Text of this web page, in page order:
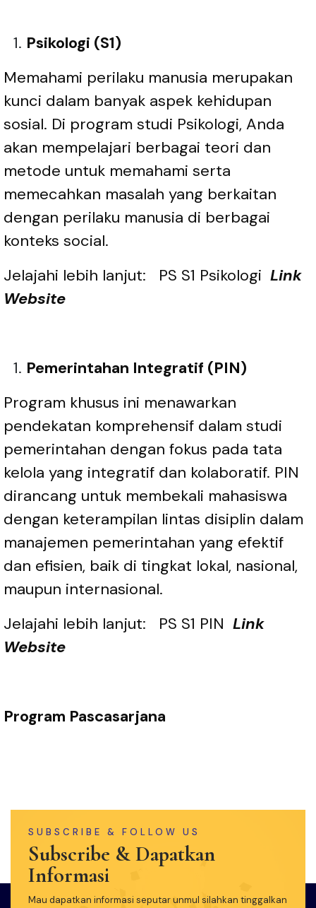
Psikologi (S1)
Memahami perilaku manusia merupakan
kunci dalam banyak aspek kehidupan
sosial. Di program studi Psikologi, Anda
akan mempelajari berbagai teori dan
metode untuk memahami serta
memecahkan masalah yang berkaitan
dengan perilaku manusia di berbagai
konteks social.
Jelajahi lebih lanjut:
PS S1 Psikologi Link
Website
Pemerintahan Integratif (PIN)
Program khusus ini menawarkan
pendekatan komprehensif dalam studi
pemerintahan dengan fokus pada tata
kelola yang integratif dan kolaboratif. PIN
dirancang untuk membekali mahasiswa
dengan keterampilan lintas disiplin dalam
manajemen pemerintahan yang efektif
dan efisien, baik di tingkat lokal, nasional,
maupun internasional.
Jelajahi lebih lanjut:
PS S1 PIN Link
Website
Program Pascasarjana
SUBSCRIBE & FOLLOW US
Subscribe & Dapatkan
Informasi
Mau dapatkan informasi seputar unmul silahkan tinggalkan